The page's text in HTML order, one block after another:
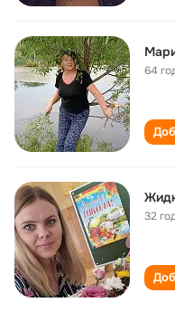
64
32